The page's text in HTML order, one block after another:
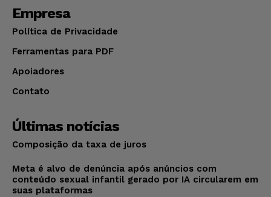
Empresa
Política de Privacidade
Ferramentas para PDF
Apoiadores
Contato
Últimas notícias
Composição da taxa de juros
Meta é alvo de denúncia após anúncios com
conteúdo sexual infantil gerado por IA circularem em
suas plataformas